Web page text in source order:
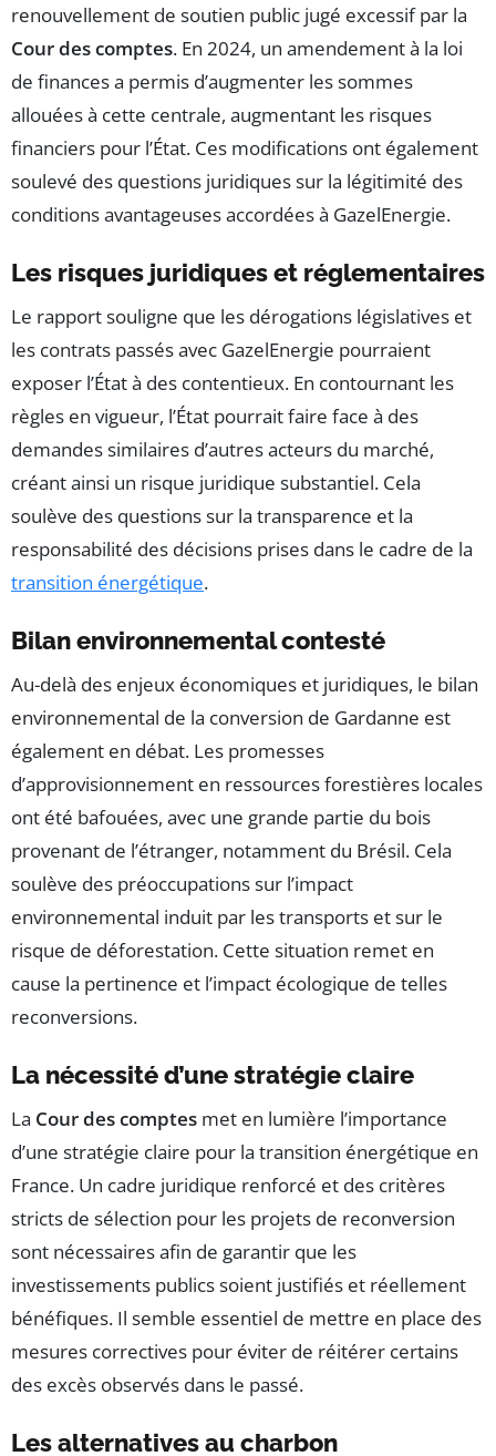
renouvellement de soutien public jugé excessif par la
Cour des comptes. En 2024, un amendement à la loi
de finances a permis d’augmenter les sommes
allouées à cette centrale, augmentant les risques
financiers pour l’État. Ces modifications ont également
soulevé des questions juridiques sur la légitimité des
conditions avantageuses accordées à GazelEnergie.
Les risques juridiques et réglementaires
Le rapport souligne que les dérogations législatives et
les contrats passés avec GazelEnergie pourraient
exposer l’État à des contentieux. En contournant les
règles en vigueur, l’État pourrait faire face à des
demandes similaires d’autres acteurs du marché,
créant ainsi un risque juridique substantiel. Cela
soulève des questions sur la transparence et la
responsabilité des décisions prises dans le cadre de la
transition énergétique.
Bilan environnemental contesté
Au-delà des enjeux économiques et juridiques, le bilan
environnemental de la conversion de Gardanne est
également en débat. Les promesses
d’approvisionnement en ressources forestières locales
ont été bafouées, avec une grande partie du bois
provenant de l’étranger, notamment du Brésil. Cela
soulève des préoccupations sur l’impact
environnemental induit par les transports et sur le
risque de déforestation. Cette situation remet en
cause la pertinence et l’impact écologique de telles
reconversions.
La nécessité d’une stratégie claire
La Cour des comptes met en lumière l’importance
d’une stratégie claire pour la transition énergétique en
France. Un cadre juridique renforcé et des critères
stricts de sélection pour les projets de reconversion
sont nécessaires afin de garantir que les
investissements publics soient justifiés et réellement
bénéfiques. Il semble essentiel de mettre en place des
mesures correctives pour éviter de réitérer certains
des excès observés dans le passé.
Les alternatives au charbon